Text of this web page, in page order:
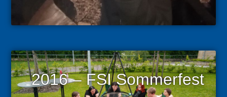
2016 – FSI Sommerfest